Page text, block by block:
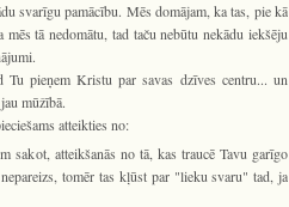
svarīgu pamācību. Mēs domājam, ka tas, pie kā
tā nedomātu, tad taču nebūtu nekādu iekšēju
pieņem Kristu par savas dzīves centru... un
mūžībā.
atteikties no:
sakot, atteikšanās no tā, kas traucē Tavu garīgo
tomēr tas kļūst par "lieku svaru" tad, ja